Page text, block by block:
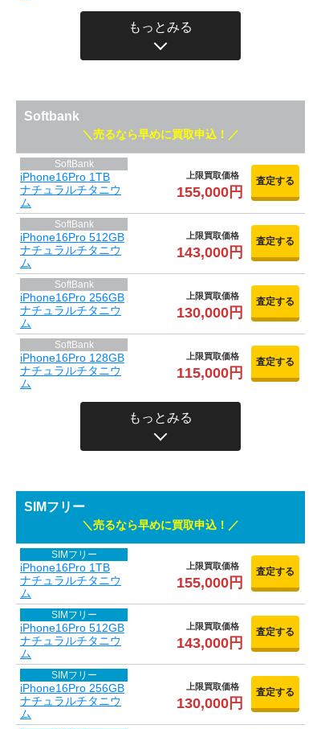
もっとみる
Softbank
売るなら早めに買取申込！
SoftBank
iPhone16Pro 1TB
ナチュラルチタニウ
ム
上限買取価格
155,000円
査定する
SoftBank
iPhone16Pro 512GB
ナチュラルチタニウ
ム
上限買取価格
143,000円
査定する
SoftBank
iPhone16Pro 256GB
ナチュラルチタニウ
ム
上限買取価格
130,000円
査定する
SoftBank
iPhone16Pro 128GB
ナチュラルチタニウ
ム
上限買取価格
115,000円
査定する
もっとみる
SIMフリー
売るなら早めに買取申込！
SIMフリー
iPhone16Pro 1TB
ナチュラルチタニウ
ム
上限買取価格
155,000円
査定する
SIMフリー
iPhone16Pro 512GB
ナチュラルチタニウ
ム
上限買取価格
143,000円
査定する
SIMフリー
iPhone16Pro 256GB
ナチュラルチタニウ
ム
上限買取価格
130,000円
査定する